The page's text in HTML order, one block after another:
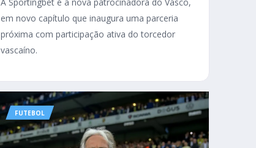
em novo capítulo que inaugura uma parceria
próxima com participação ativa do torcedor
vascaíno.
FUTEBOL